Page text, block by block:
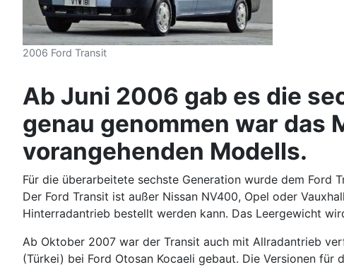
2006 Ford Transit
Ab Juni 2006 gab es die
genau genommen war das
vorangehenden Modells.
Für die überarbeitete sechste Generation wurde dem Ford
Der Ford Transit ist außer Nissan NV400, Opel oder
Hinterradantrieb bestellt werden kann. Das Leergewicht
Ab Oktober 2007 war der Transit auch mit Allradantrieb
(Türkei) bei Ford Otosan Kocaeli gebaut. Die Versionen